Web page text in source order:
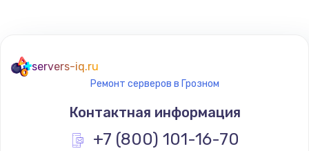
Замена термостата
1200 руб.
Заказать
servers-iq.ru
Ремонт серверов в Грозном
Контактная информация
+7 (800) 101-16-70